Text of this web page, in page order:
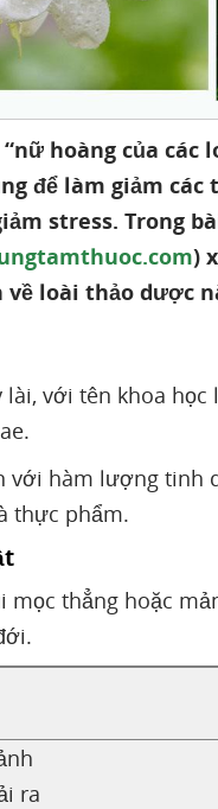
hoàng của các
để làm giảm các
stress. Trong
)
loài thảo dược
với tên khoa học
với hàm lượng tinh
thực phẩm.
mọc thẳng hoặc
non,
ra